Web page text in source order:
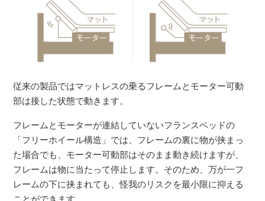
従来の製品ではマットレスの乗るフレームとモーター可動
部は接した状態で動きます。
フレームとモーターが連結していないフランスベッドの
「フリーホイール構造」では、フレームの裏に物が挟まっ
た場合でも、モーター可動部はそのまま動き続けますが、
フレームは物に当たって停止します。そのため、万が一フ
レームの下に挟まれても、怪我のリスクを最小限に抑える
ことができます。